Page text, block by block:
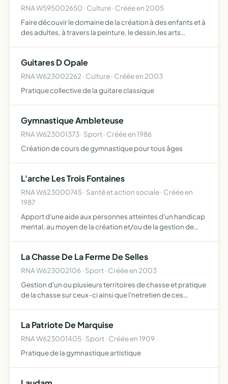
RNA W595002650 · Culture · Créée en 2005
Faire découvir le domaine de la création à des enfants et à
des adultes, à travers la peinture, le dessin,les arts
Guitares D Opale
RNA W623002262 · Culture · Créée en 2003
Pratique collective de la guitare classique
Gymnastique Ambleteuse
RNA W623001373 · Sport · Créée en 1986
Création de cours de gymnastique pour tous âges
L'arche Les Trois Fontaines
RNA W623000745 · Santé et action sociale · Créée en
1987
Apport d'une aide aux personnes atteintes d'un handicap
mental, au moyen de la création et/ou de la gestion de
La Chasse De La Ferme De Selles
RNA W623002106 · Sport · Créée en 2003
Gestion d'un ou plusieurs territoires de chasse et pratique
de la chasse sur ceux-ci ainsi que l'netretien de ces
La Patriote De Marquise
RNA W623001405 · Sport · Créée en 1909
Pratique de la gymnastique artistique